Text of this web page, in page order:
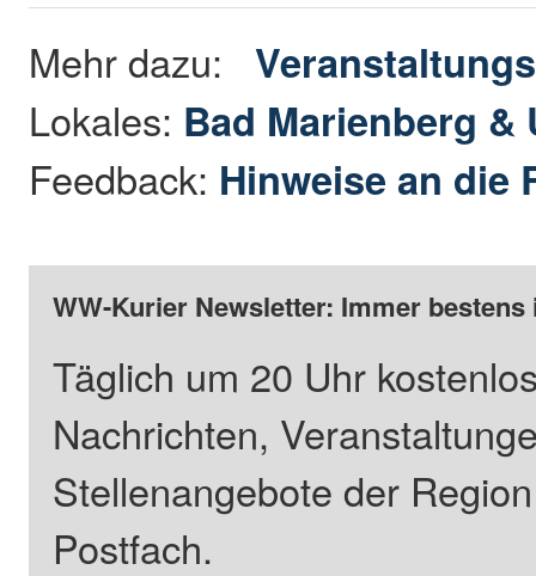
Mehr dazu:
Lokales: Bad Marienberg &
Feedback: Hinweise an die
WW-Kurier Newsletter: Immer
Täglich um 20 Uhr
Nachrichten,
Stellenangebote der
Postfach.